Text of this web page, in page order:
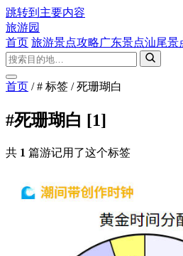
跳转到主要内容
旅游园
首页 旅游景点攻略广东景点汕尾景
首页 / # 标签 / 死珊瑚白
#死珊瑚白 [1]
共 1 篇游记用了这个标签